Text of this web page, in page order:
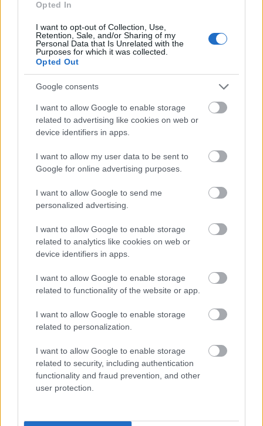
Opted In
I want to opt-out of Collection, Use,
Retention, Sale, and/or Sharing of my
Personal Data that Is Unrelated with the
Purposes for which it was collected.
Opted Out
Google consents
I want to allow Google to enable storage
related to advertising like cookies on web or
device identifiers in apps.
I want to allow my user data to be sent to
Google for online advertising purposes.
I want to allow Google to send me
personalized advertising.
I want to allow Google to enable storage
related to analytics like cookies on web or
device identifiers in apps.
I want to allow Google to enable storage
related to functionality of the website or app.
I want to allow Google to enable storage
related to personalization.
I want to allow Google to enable storage
related to security, including authentication
functionality and fraud prevention, and other
user protection.
σε μαζικούς πυροβολισμούς
Κέρκυρα: Ο κρυμμένος «σκουπιδότοπος» κάτω
από τη θάλασσα, συγκλονιστικές υποβρύχιες
Το απόλυτο summer roadtrip από την άγρια
Μάνη στην καστροπολιτεία της Μονεμβασίας
Σύμη: Εντοπίστηκε σορός άνδρα στον Πανορμίτη
– Πιθανότατα ανήκει στον αγνοούμενο Γερμανό
τουρίστα
Συμφωνία Ιράν – Ομάν για νέα ναυτιλιακή
διαδρομή στα Στενά του Ορμούζ
Ήττα-αποκλεισμός για την Εθνική Nέων
Γυναικών στο Ευρωπαϊκό
Δικαστικό μπλόκο στους δασμούς Τραμπ:
Επιστρέφονται 100 δισεκατομμύρια δολάρια σε
επιχειρήσεις
Αιγιάλεια: Ήρθαν από τη Βρετανία για μια νέα
ζωή και η πυρκαγιά τους άφησε στο δρόμο!
Φωτιά Αττικοβοιωτία: Όλα τα μέτρα στήριξης
για τους πυρόπληκτους – Τα ποσά των
επιδομάτων και η στεγαστική συνδρομή